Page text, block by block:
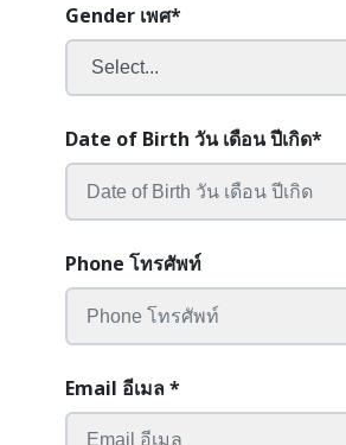
Gender เพศ*
Date of Birth วัน เดือน ปีเกิด*
Phone โทรศัพท์
Email อีเมล*